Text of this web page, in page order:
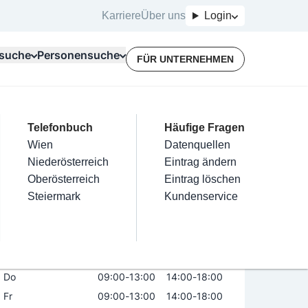
KarriereÜber uns Login
Kategorien
Friseur
Nägel
Haarentfernung
Make-Up
Für Unternehmer
Terminbuchung
Kostenlose Beratung
Top Branchen
Elektriker
Installateure
Maler & Lackierer
Branchen A-Z
Mein Firmeneintrag
Eintrag hinzufügen
Eintrag beanspruchen
Eintrag verwalten
Eintrag bewerben
Personensuche
Telefonbuch
Wien
Niederösterreich
Oberösterreich
Steiermark
Häufige Fragen
Datenquellen
Eintrag ändern
Eintrag löschen
Kundenservice
FÜR UNTERNEHMEN
Schuh GmbH
Öffnungszeiten Jetzt geöffnet
Do
09:00-13:00 14:00-18:00
Fr
09:00-13:00 14:00-18:00